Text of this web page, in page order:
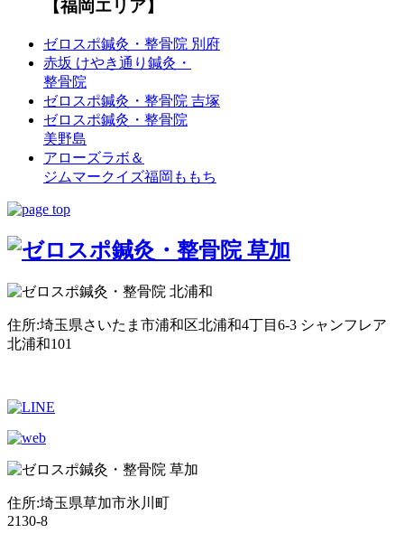
【福岡エリア】
ゼロスポ鍼灸・整骨院 別府
赤坂 けやき通り鍼灸・
整骨院
ゼロスポ鍼灸・整骨院 吉塚
ゼロスポ鍼灸・整骨院
美野島
アローズラボ＆
ジムマークイズ福岡ももち
住所:埼玉県さいたま市浦和区北浦和4丁目6-3 シャンフレア
北浦和101
住所:埼玉県草加市氷川町
2130-8